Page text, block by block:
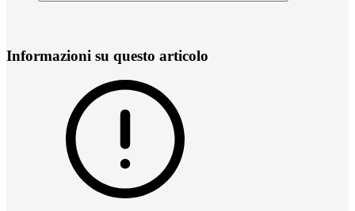
Informazioni su questo articolo